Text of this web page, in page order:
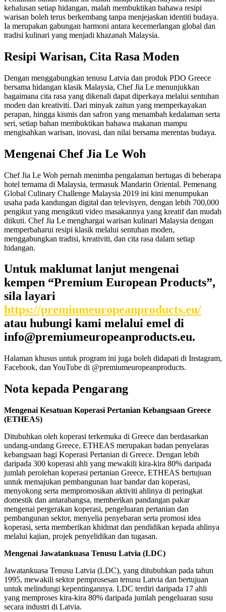
kehalusan setiap hidangan, malah membuktikan bahawa resipi
warisan boleh terus berkembang tanpa menjejaskan identiti budaya.
Ia merupakan gabungan harmoni antara kecemerlangan global dan
tradisi kulinari yang menjadi khazanah Malaysia.
Resipi Warisan, Cita Rasa Moden
Dengan menggabungkan tenusu Latvia dan produk PDO Greece
bersama hidangan klasik Malaysia, Chef Jia Le menunjukkan
bagaimana cita rasa yang dikenali dapat diperkaya melalui sentuhan
moden dan kreativiti. Dari minyak zaitun yang memperkayakan
perapan, hingga kismis dan safron yang menambah kedalaman serta
seri, setiap bahan membuktikan bahawa makanan mampu
mengisahkan warisan, inovasi, dan nilai bersama merentas budaya.
Mengenai Chef Jia Le Woh
Chef Jia Le Woh pernah menimba pengalaman bertugas di beberapa
hotel ternama di Malaysia, termasuk Mandarin Oriental. Pemenang
Global Culinary Challenge Malaysia 2019 ini kini menumpukan
usaha pada kandungan digital dan televisyen, dengan lebih 700,000
pengikut yang mengikuti video masakannya yang kreatif dan mudah
diikuti. Chef Jia Le menghargai warisan kulinari Malaysia dengan
memperbaharui resipi klasik melalui sentuhan moden,
menggabungkan tradisi, kreativiti, dan cita rasa dalam setiap
hidangan.
Untuk maklumat lanjut mengenai
kempen “Premium European Products”,
sila layari
https://premiumeuropeanproducts.eu/
atau hubungi kami melalui emel di
info@premiumeuropeanproducts.eu.
Halaman khusus untuk program ini juga boleh didapati di Instagram,
Facebook, dan YouTube di @premiumeuropeanproducts.
Nota kepada Pengarang
Mengenai Kesatuan Koperasi Pertanian Kebangsaan Greece
(ETHEAS)
Ditubuhkan oleh koperasi terkemuka di Greece dan berdasarkan
undang-undang Greece, ETHEAS merupakan badan penyelaras
kebangsaan bagi Koperasi Pertanian di Greece. Dengan lebih
daripada 300 koperasi ahli yang mewakili kira-kira 80% daripada
jumlah perolehan koperasi pertanian Greece, ETHEAS bertujuan
untuk memajukan pembangunan luar bandar dan koperasi,
menyokong serta mempromosikan aktiviti ahlinya di peringkat
domestik dan antarabangsa, memberikan pandangan pakar
mengenai pergerakan koperasi, pengeluaran pertanian dan
pembangunan sektor, menyelia penyebaran serta promosi idea
koperasi, serta memberikan khidmat dan pendidikan kepada ahlinya
melalui kajian, projek penyelidikan dan tugasan.
Mengenai Jawatankuasa Tenusu Latvia (LDC)
Jawatankuasa Tenusu Latvia (LDC), yang ditubuhkan pada tahun
1995, mewakili sektor pemprosesan tenusu Latvia dan bertujuan
untuk melindungi kepentingannya. LDC terdiri daripada 17 ahli
yang memproses kira-kira 80% daripada jumlah pengeluaran susu
secara industri di Latvia.